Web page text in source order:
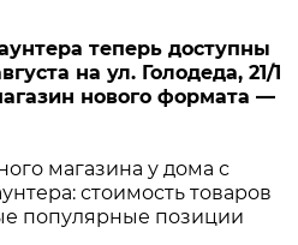
теперь доступны
на ул. Голодеда, 21/1
нового формата —
магазина у дома с
стоимость товаров
популярные позиции